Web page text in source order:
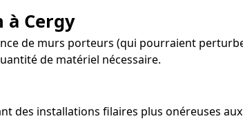
à Cergy
de murs porteurs (qui pourraient
de matériel nécessaire.
installations filaires plus onéreuses